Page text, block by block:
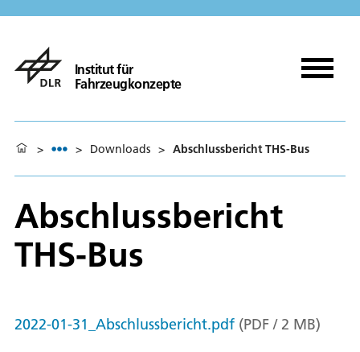
Institut für
Fahrzeugkonzepte
> > Downloads > Abschlussbericht THS-Bus
Abschlussbericht
THS-Bus
2022-01-31_Abschlussbericht.pdf (PDF / 2 MB)